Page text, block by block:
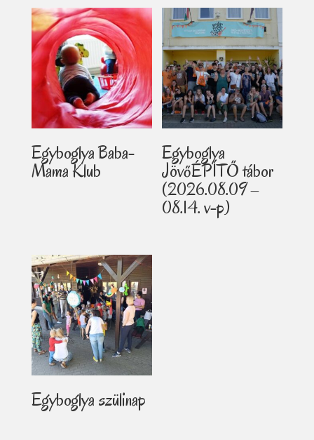
Egyboglya Baba-
Mama Klub
Egyboglya
JövőÉPÍTŐ tábor
(2026.08.09 –
08.14. v-p)
Egyboglya szülinap